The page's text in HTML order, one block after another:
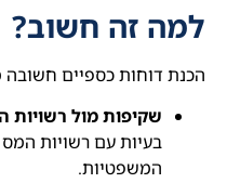
למה זה חשוב?
הכנת דוחות כספיים
שקיפות מול רשויות
בעיות עם רשויות
המשפטיות.